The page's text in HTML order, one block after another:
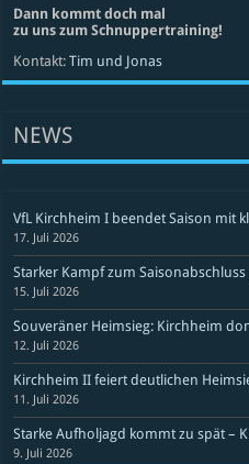
Dann kommt doch mal
zu uns zum Schnuppertraining!
Kontakt:Tim und Jonas
NEWS
VfL Kirchheim I beendet Saison mit
17. Juli 2026
Starker Kampf zum
15. Juli 2026
Souveräner Heimsieg: Kirchheim
12. Juli 2026
Kirchheim II feiert deutlichen
11. Juli 2026
Starke Aufholjagd kommt zu spät –
9. Juli 2026